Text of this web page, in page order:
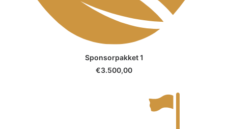
SELECT OPTIONS
Sponsorpakket 1
€3.500,00